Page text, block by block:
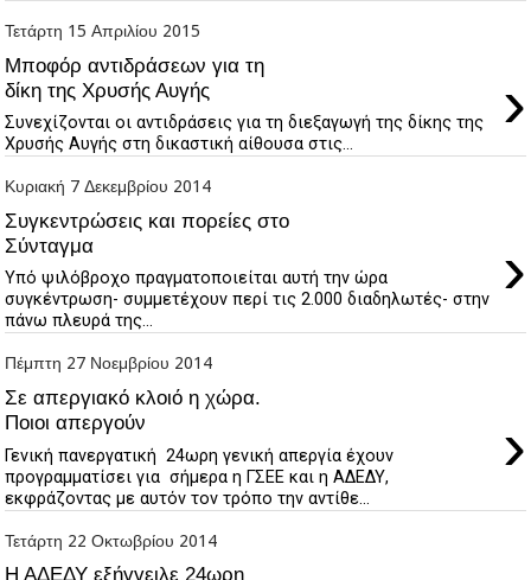
Τετάρτη 15 Απριλίου 2015
Μποφόρ αντιδράσεων για τη
δίκη της Χρυσής Αυγής
›
Συνεχίζονται οι αντιδράσεις για τη διεξαγωγή της δίκης της
Χρυσής Αυγής στη δικαστική αίθουσα στις...
Κυριακή 7 Δεκεμβρίου 2014
Συγκεντρώσεις και πορείες στο
Σύνταγμα
›
Υπό ψιλόβροχο πραγματοποιείται αυτή την ώρα
συγκέντρωση- συμμετέχουν περί τις 2.000 διαδηλωτές- στην
πάνω πλευρά της...
Πέμπτη 27 Νοεμβρίου 2014
Σε απεργιακό κλοιό η χώρα.
Ποιοι απεργούν
›
Γενική πανεργατική 24ωρη γενική απεργία έχουν
προγραμματίσει για σήμερα η ΓΣΕΕ και η ΑΔΕΔΥ,
εκφράζοντας με αυτόν τον τρόπο την αντίθε...
Τετάρτη 22 Οκτωβρίου 2014
Η ΑΔΕΔΥ εξήγγειλε 24ωρη